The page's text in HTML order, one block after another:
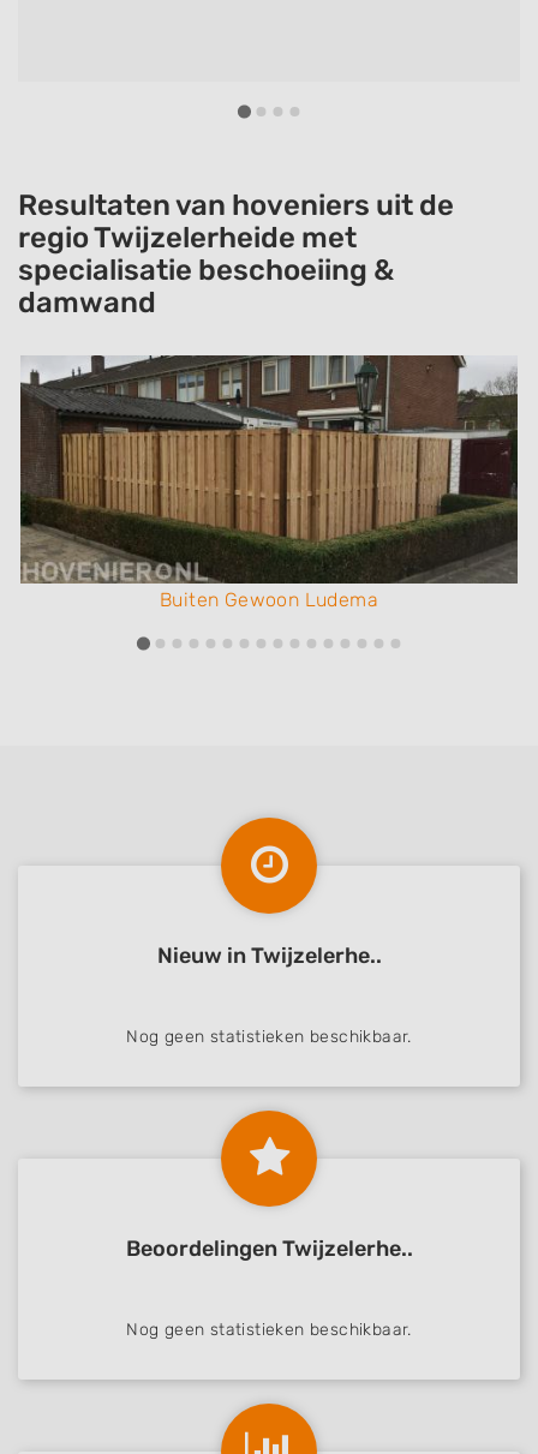
Resultaten van hoveniers uit de
regio Twijzelerheide met
specialisatie beschoeiing &
damwand
Buiten Gewoon Ludema
Nieuw in Twijzelerhe..
Nog geen statistieken beschikbaar.
Beoordelingen Twijzelerhe..
Nog geen statistieken beschikbaar.